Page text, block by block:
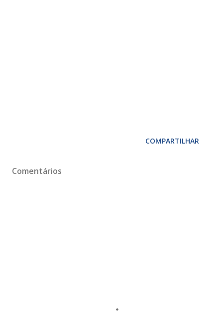
COMPARTILHAR
Comentários